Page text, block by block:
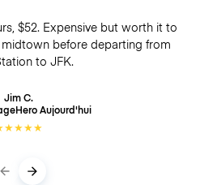
$52. Expensive but worth it to
before departing from
to JFK.
Jim C.
Aujourd'hui
★★★★